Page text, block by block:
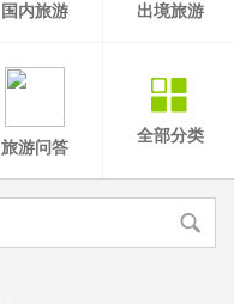
国内旅游 出境旅游
旅游问答
全部分类